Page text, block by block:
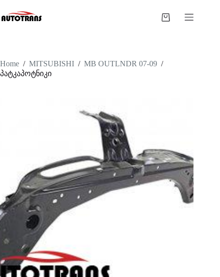
Home / MITSUBISHI / MB OUTLNDR 07-09 /
პატკაპოტნიკი